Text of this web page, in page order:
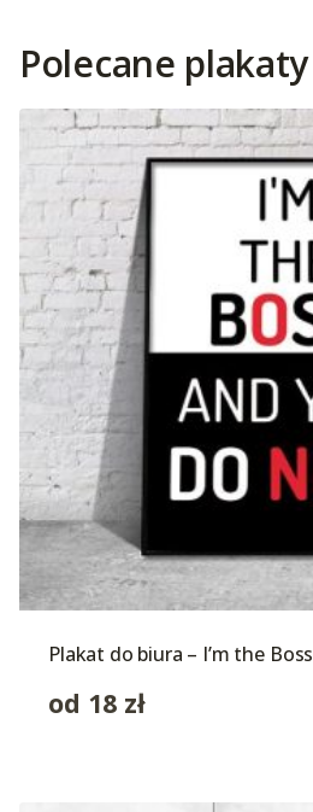
Polecane plakaty
Plakat do biura – I’m the Boss
od 18 zł